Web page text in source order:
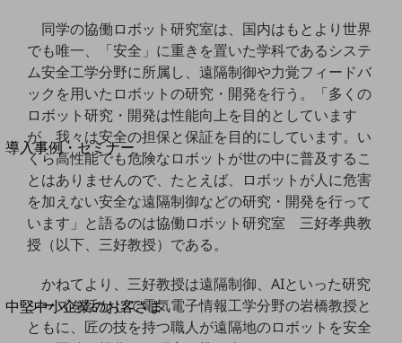
お手続き
別ウィンドウで開きます
サービスをご利用中のお客さま
導入事例・セミナー
導入事例TOP
最新の導入事例や注目の導入事例をご紹介します
セミナー
開催・出展する各種セミナー、イベント情報をご紹介します
別ウィンドウで開きます
中堅中小企業のお客さま
NTTドコモビジネスウォッチ
同学の協働ロボット研究室は、国内はもとより世界
でも唯一、「安全」に重きを置いた学科であるシステ
ム安全工学分野に所属し、遠隔制御や力覚フィードバ
ックを用いたロボットの研究・開発を行う。「多くの
ロボット研究・開発は性能向上を目的としています
が、我々は安全の担保と保証を目的にしています。い
くら高性能でも危険なロボットが世の中に普及するこ
とはありませんので、たとえば、ロボットが人に危害
を加えない安全な遠隔制御などの研究・開発を行って
います」と語るのは協働ロボット研究室 三好孝典教
授（以下、三好教授）である。
かねてより、三好教授は遠隔制御、AIといった研究
シーズを活かして電気電子情報工学分野の岩橋教授と
ともに、匠の技を持つ職人が遠隔地のロボットを安全